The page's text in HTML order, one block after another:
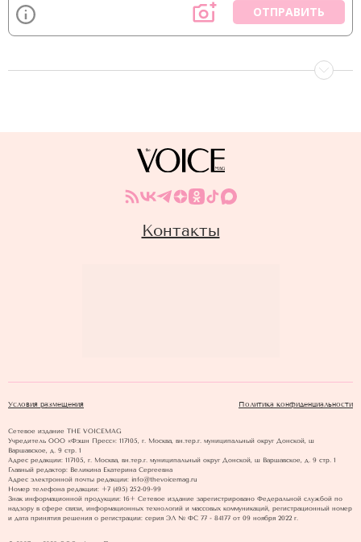
ОТПРАВИТЬ
Контакты
Условия размещения Политика конфиденциальности
Сетевое издание THE VOICEMAG
Учредитель ООО «Фэшн Пресс»: 117105, г. Москва, вн.тер.г. муниципальный округ Донской, ш
Варшавское, д. 9 стр. 1
Адрес редакции: 117105, г. Москва, вн.тер.г. муниципальный округ Донской, ш Варшавское, д. 9 стр. 1
Главный редактор: Великина Екатерина Сергеевна
Адрес электронной почты редакции: info@thevoicemag.ru
Номер телефона редакции: +7 (495) 252-09-99
Знак информационной продукции: 16+ Cетевое издание зарегистрировано Федеральной службой по
надзору в сфере связи, информационных технологий и массовых коммуникаций, регистрационный номер
и дата принятия решения о регистрации: серия ЭЛ № ФС 77 - 84177 от 09 ноября 2022 г.